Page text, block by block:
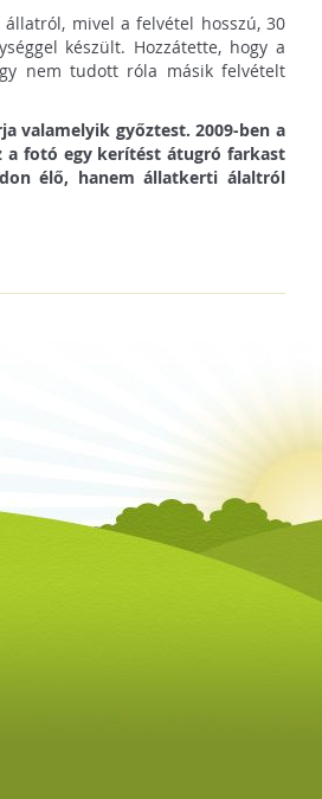
mivel a felvétel hosszú, 30
készült. Hozzátette, hogy a
nem tudott róla másik felvételt
valamelyik győztest. 2009-ben a
fotó egy kerítést átugró farkast
élő, hanem állatkerti álaltról